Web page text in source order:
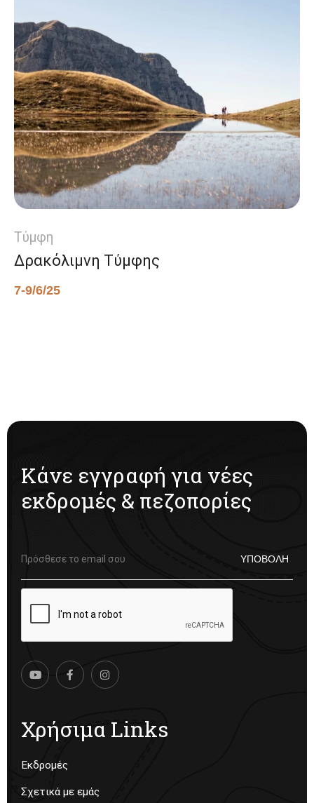
Τύμφη
Δρακόλιμνη Τύμφης
7-9/6/25
Κάνε εγγραφή για νέες
εκδρομές & πεζοπορίες
Χρήσιμα Links
Εκδρομές
Σχετικά με εμάς